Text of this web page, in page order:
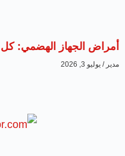
أمراض الجهاز الهضمي: كل
مدير يوليو 3, 2026